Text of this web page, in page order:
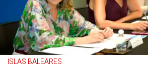
ISLAS BALEARES